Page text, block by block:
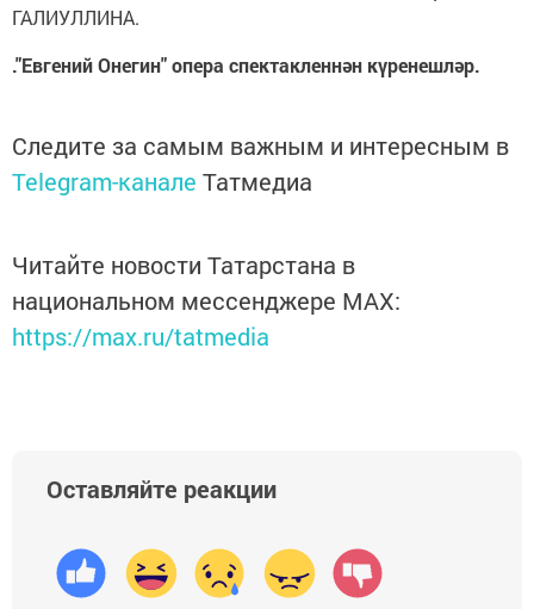
ГАЛИУЛЛИНА.
."Евгений Онегин" опера спектакленнән күренешләр.
Следите за самым важным и интересным в
Telegram-канале Татмедиа
Читайте новости Татарстана в
национальном мессенджере MАХ:
https://max.ru/tatmedia
Оставляйте реакции